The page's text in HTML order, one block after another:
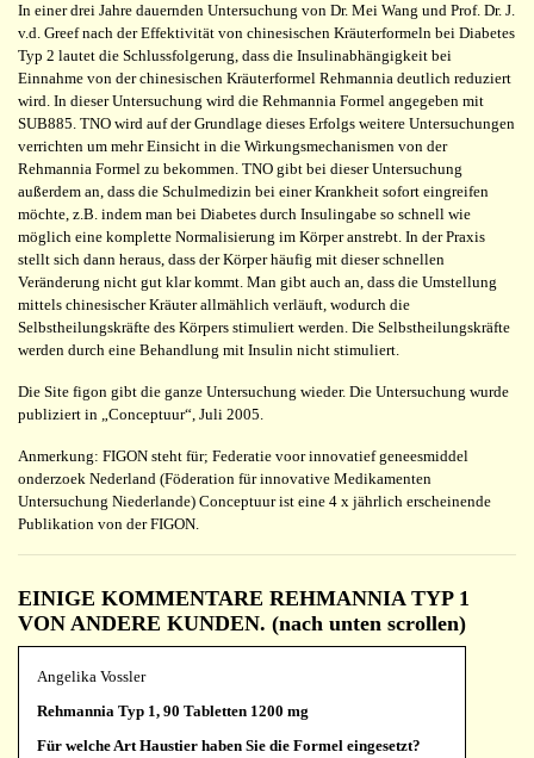
In einer drei Jahre dauernden Untersuchung von Dr. Mei Wang und Prof. Dr. J.
v.d. Greef nach der Effektivität von chinesischen Kräuterformeln bei Diabetes
Typ 2 lautet die Schlussfolgerung, dass die Insulinabhängigkeit bei
Einnahme von der chinesischen Kräuterformel Rehmannia deutlich reduziert
wird. In dieser Untersuchung wird die Rehmannia Formel angegeben mit
SUB885. TNO wird auf der Grundlage dieses Erfolgs weitere Untersuchungen
verrichten um mehr Einsicht in die Wirkungsmechanismen von der
Rehmannia Formel zu bekommen. TNO gibt bei dieser Untersuchung
außerdem an, dass die Schulmedizin bei einer Krankheit sofort eingreifen
möchte, z.B. indem man bei Diabetes durch Insulingabe so schnell wie
möglich eine komplette Normalisierung im Körper anstrebt. In der Praxis
stellt sich dann heraus, dass der Körper häufig mit dieser schnellen
Veränderung nicht gut klar kommt. Man gibt auch an, dass die Umstellung
mittels chinesischer Kräuter allmählich verläuft, wodurch die
Selbstheilungskräfte des Körpers stimuliert werden. Die Selbstheilungskräfte
werden durch eine Behandlung mit Insulin nicht stimuliert.
Die Site figon gibt die ganze Untersuchung wieder. Die Untersuchung wurde
publiziert in „Conceptuur“, Juli 2005.
Anmerkung: FIGON steht für; Federatie voor innovatief geneesmiddel
onderzoek Nederland (Föderation für innovative Medikamenten
Untersuchung Niederlande) Conceptuur ist eine 4 x jährlich erscheinende
Publikation von der FIGON.
EINIGE KOMMENTARE REHMANNIA TYP 1
VON ANDERE KUNDEN. (nach unten scrollen)
Angelika Vossler
Rehmannia Typ 1, 90 Tabletten 1200 mg
Für welche Art Haustier haben Sie die Formel eingesetzt?